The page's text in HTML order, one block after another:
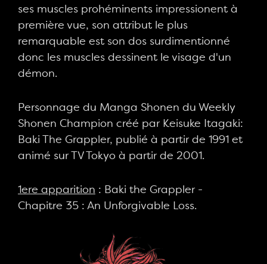
ses muscles prohéminents impressionent à
première vue, son attribut le plus
remarquable est son dos surdimentionné
donc les muscles dessinent le visage d'un
démon.
Personnage du Manga Shonen du Weekly
Shonen Champion créé par Keisuke Itagaki:
Baki The Grappler, publié à partir de 1991 et
animé sur TV Tokyo à partir de 2001.
1ere apparition : Baki the Grappler -
Chapitre 35 : An Unforgivable Loss.